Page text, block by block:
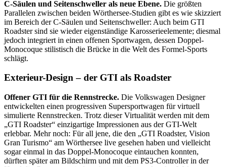
C-Säulen und Seitenschweller als neue Ebene. Die größten
Parallelen zwischen beiden Wörthersee-Studien gibt es wie skizziert
im Bereich der C-Säulen und Seitenschweller: Auch beim GTI
Roadster sind sie wieder eigenständige Karosserieelemente; diesmal
jedoch integriert in einen offenen Sportwagen, dessen Doppel-
Monocoque stilistisch die Brücke in die Welt des Formel-Sports
schlägt.
Exterieur-Design – der GTI als Roadster
Offener GTI für die Rennstrecke. Die Volkswagen Designer
entwickelten einen progressiven Supersportwagen für virtuell
simulierte Rennstrecken. Trotz dieser Virtualität werden mit dem
„GTI Roadster“ einzigartige Impressionen aus der GTI-Welt
erlebbar. Mehr noch: Für all jene, die den „GTI Roadster, Vision
Gran Turismo“ am Wörthersee live gesehen haben und vielleicht
sogar einmal in das Doppel-Monocoque eintauchen konnten,
dürften später am Bildschirm und mit dem PS3-Controller in der